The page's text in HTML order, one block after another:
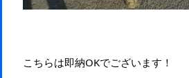
こちらは即納OKでございます！